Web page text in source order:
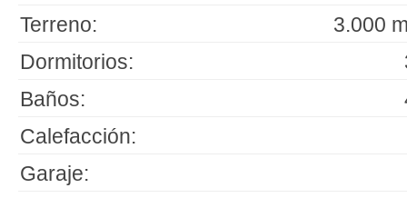
Terreno:
3.000
Dormitorios:
Baños:
Calefacción:
Garaje: